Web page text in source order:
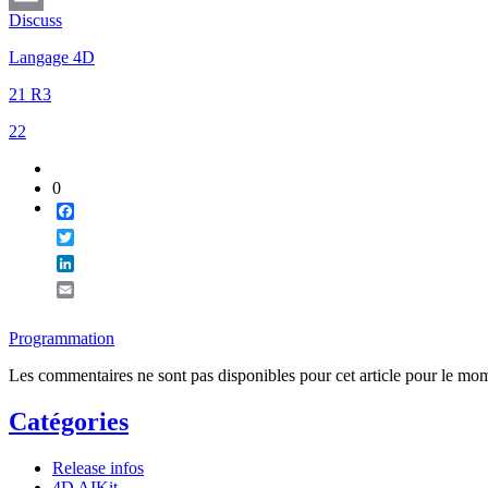
Email
Discuss
Langage 4D
21 R3
22
0
Programmation
Les commentaires ne sont pas disponibles pour cet article pour le
Catégories
Release infos